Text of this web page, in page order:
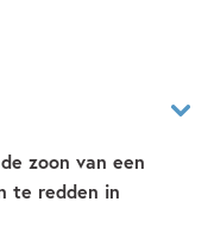
zoon van een
te redden in